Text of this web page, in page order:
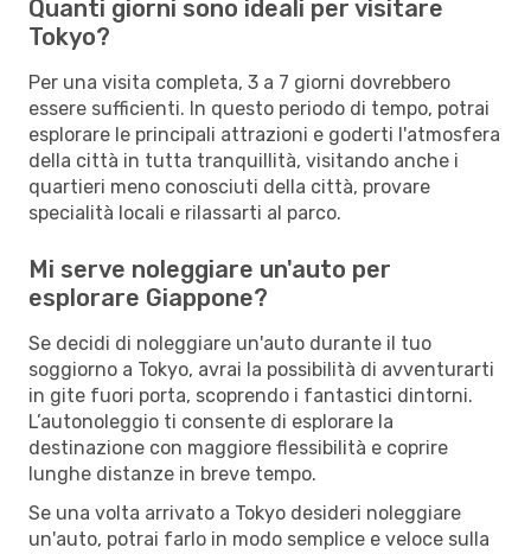
Quanti giorni sono ideali per visitare
Tokyo?
Per una visita completa, 3 a 7 giorni dovrebbero
essere sufficienti. In questo periodo di tempo, potrai
esplorare le principali attrazioni e goderti l'atmosfera
della città in tutta tranquillità, visitando anche i
quartieri meno conosciuti della città, provare
specialità locali e rilassarti al parco.
Mi serve noleggiare un'auto per
esplorare Giappone?
Se decidi di noleggiare un'auto durante il tuo
soggiorno a Tokyo, avrai la possibilità di avventurarti
in gite fuori porta, scoprendo i fantastici dintorni.
L’autonoleggio ti consente di esplorare la
destinazione con maggiore flessibilità e coprire
lunghe distanze in breve tempo.
Se una volta arrivato a Tokyo desideri noleggiare
un'auto, potrai farlo in modo semplice e veloce sulla